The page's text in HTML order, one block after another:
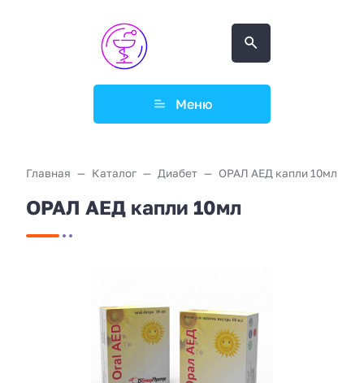
Меню
Главная Каталог Диабет ОРАЛ АЕД капли 10мл
ОРАЛ АЕД капли 10мл